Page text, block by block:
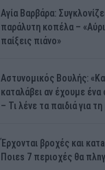
Αγία Βαρβάρα:
παράλυτη κοπέλα –
παίξεις πιάνο»
Αστυνομικός Bουλής:
καταλάβει αν έχουμε ένα
– Τι λένε τα παιδιά για
Έρχονται βροχές και
Ποιεs 7 πεpιοχές θα